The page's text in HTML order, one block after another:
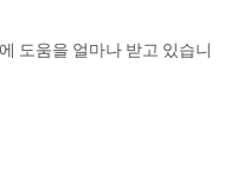
도움을 얼마나 받고 있습니